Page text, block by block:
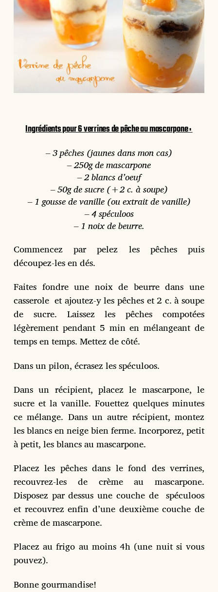
Ingrédients pour 6 verrines de pêche au mascarpone :
– 3 pêches (jaunes dans mon cas)
– 250g de mascarpone
– 2 blancs d’oeuf
– 50g de sucre (+2 c. à soupe)
– 1 gousse de vanille (ou extrait de vanille)
– 4 spéculoos
– 1 noix de beurre.
Commencez par pelez les pêches puis
découpez-les en dés.
Faites fondre une noix de beurre dans une
casserole et ajoutez-y les pêches et 2 c. à soupe
de sucre. Laissez les pêches compotées
légèrement pendant 5 min en mélangeant de
temps en temps. Mettez de côté.
Dans un pilon, écrasez les spéculoos.
Dans un récipient, placez le mascarpone, le
sucre et la vanille. Fouettez quelques minutes
ce mélange. Dans un autre récipient, montez
les blancs en neige bien ferme. Incorporez, petit
à petit, les blancs au mascarpone.
Placez les pêches dans le fond des verrines,
recouvrez-les de crème au mascarpone.
Disposez par dessus une couche de spéculoos
et recouvrez enfin d’une deuxième couche de
crème de mascarpone.
Placez au frigo au moins 4h (une nuit si vous
pouvez).
Bonne gourmandise!